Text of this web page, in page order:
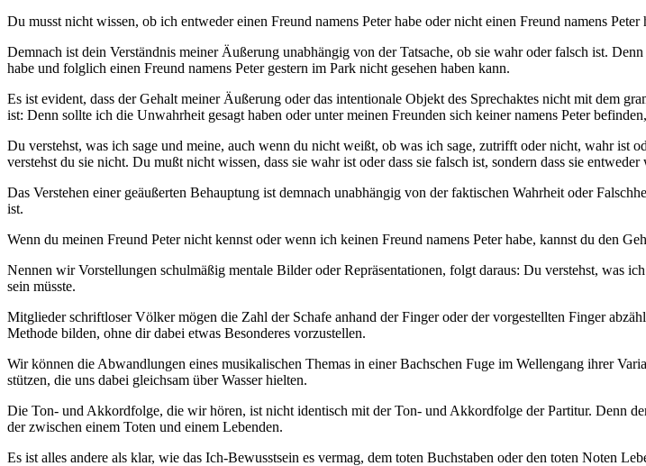
Du musst nicht wissen, ob ich entweder einen Freund namens Peter habe oder nicht einen Freund namens Peter
Demnach ist dein Verständnis meiner Äußerung unabhängig von der Tatsache, ob sie wahr oder falsch ist.
habe und folglich einen Freund namens Peter gestern im Park nicht gesehen haben kann.
Es ist evident, dass der Gehalt meiner Äußerung oder das intentionale Objekt des Sprechaktes nicht mit dem
ist: Denn sollte ich die Unwahrheit gesagt haben oder unter meinen Freunden sich keiner namens Peter
Du verstehst, was ich sage und meine, auch wenn du nicht weißt, ob was ich sage, zutrifft oder nicht, wahr ist
verstehst du sie nicht. Du mußt nicht wissen, dass sie wahr ist oder dass sie falsch ist, sondern dass sie entweder
Das Verstehen einer geäußerten Behauptung ist demnach unabhängig von der faktischen Wahrheit oder
ist.
Wenn du meinen Freund Peter nicht kennst oder wenn ich keinen Freund namens Peter habe, kannst du den
Nennen wir Vorstellungen schulmäßig mentale Bilder oder Repräsentationen, folgt daraus: Du verstehst, was
sein müsste.
Mitglieder schriftloser Völker mögen die Zahl der Schafe anhand der Finger oder der vorgestellten Finger
Methode bilden, ohne dir dabei etwas Besonderes vorzustellen.
Wir können die Abwandlungen eines musikalischen Themas in einer Bachschen Fuge im Wellengang ihrer
stützen, die uns dabei gleichsam über Wasser hielten.
Die Ton- und Akkordfolge, die wir hören, ist nicht identisch mit der Ton- und Akkordfolge der Partitur. Denn
der zwischen einem Toten und einem Lebenden.
Es ist alles andere als klar, wie das Ich-Bewusstsein es vermag, dem toten Buchstaben oder den toten Noten